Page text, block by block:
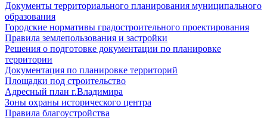
Документы территориального планирования муниципального
образования
Городские нормативы градостроительного проектирования
Правила землепользования и застройки
Решения о подготовке документации по планировке
территории
Документация по планировке территорий
Площадки под строительство
Адресный план г.Владимира
Зоны охраны исторического центра
Правила благоустройства